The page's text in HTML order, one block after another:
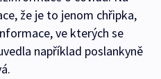
že je to jenom chřipka,
ve kterých se
například poslankyně